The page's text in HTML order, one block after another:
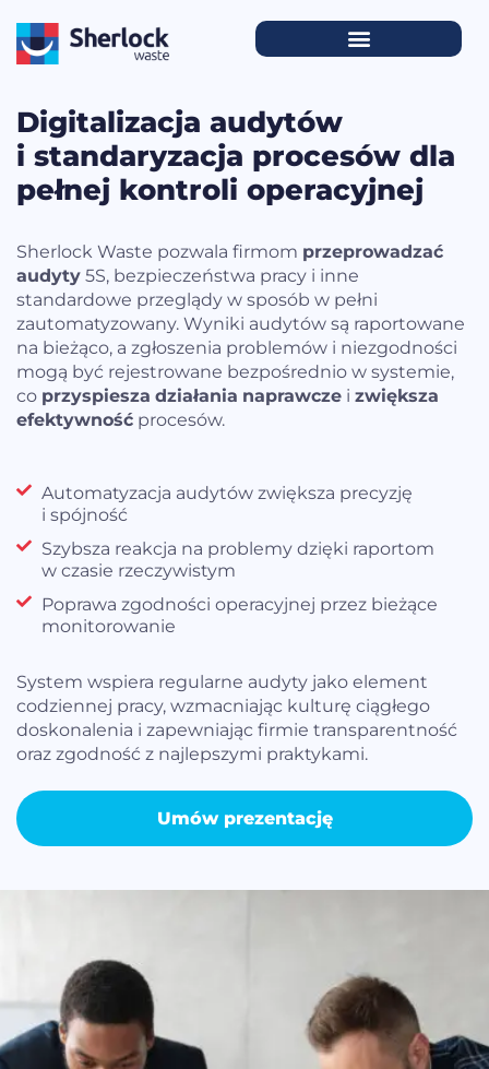
Digitalizacja audytów
i standaryzacja procesów dla
pełnej kontroli operacyjnej
Sherlock Waste pozwala firmom przeprowadzać
audyty 5S, bezpieczeństwa pracy i inne
standardowe przeglądy w sposób w pełni
zautomatyzowany. Wyniki audytów są raportowane
na bieżąco, a zgłoszenia problemów i niezgodności
mogą być rejestrowane bezpośrednio w systemie,
co przyspiesza działania naprawcze i zwiększa
efektywność procesów.
Automatyzacja audytów zwiększa precyzję
i spójność
Szybsza reakcja na problemy dzięki raportom
w czasie rzeczywistym
Poprawa zgodności operacyjnej przez bieżące
monitorowanie
System wspiera regularne audyty jako element
codziennej pracy, wzmacniając kulturę ciągłego
doskonalenia i zapewniając firmie transparentność
oraz zgodność z najlepszymi praktykami.
Umów prezentację